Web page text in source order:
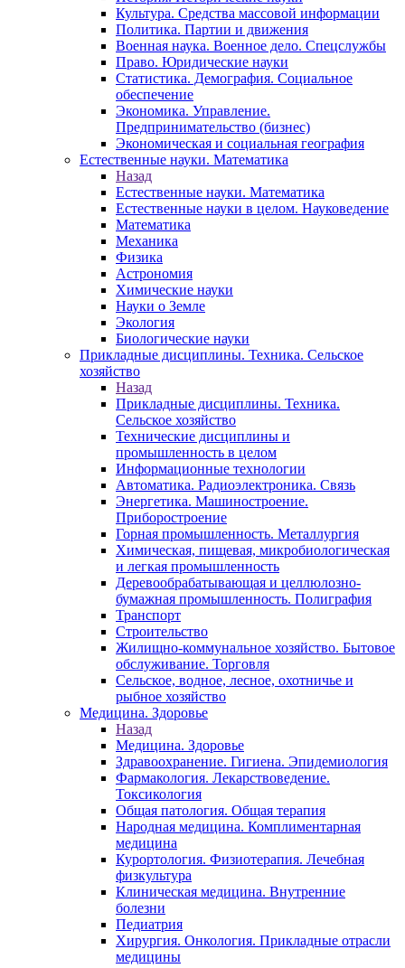
Культура. Средства массовой информации
Политика. Партии и движения
Военная наука. Военное дело. Спецслужбы
Право. Юридические науки
Статистика. Демография. Социальное
обеспечение
Экономика. Управление.
Предпринимательство (бизнес)
Экономическая и социальная география
Естественные науки. Математика
Назад
Естественные науки. Математика
Естественные науки в целом. Науковедение
Математика
Механика
Физика
Астрономия
Химические науки
Науки о Земле
Экология
Биологические науки
Прикладные дисциплины. Техника. Сельское
хозяйство
Назад
Прикладные дисциплины. Техника.
Сельское хозяйство
Технические дисциплины и
промышленность в целом
Информационные технологии
Автоматика. Радиоэлектроника. Связь
Энергетика. Машиностроение.
Приборостроение
Горная промышленность. Металлургия
Химическая, пищевая, микробиологическая
и легкая промышленность
Деревообрабатывающая и целлюлозно-
бумажная промышленность. Полиграфия
Транспорт
Строительство
Жилищно-коммунальное хозяйство. Бытовое
обслуживание. Торговля
Сельское, водное, лесное, охотничье и
рыбное хозяйство
Медицина. Здоровье
Назад
Медицина. Здоровье
Здравоохранение. Гигиена. Эпидемиология
Фармакология. Лекарствоведение.
Токсикология
Общая патология. Общая терапия
Народная медицина. Комплиментарная
медицина
Курортология. Физиотерапия. Лечебная
физкультура
Клиническая медицина. Внутренние
болезни
Педиатрия
Хирургия. Онкология. Прикладные отрасли
медицины